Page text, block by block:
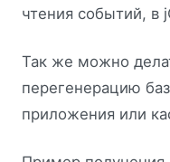
чтения событий, в
Так же можно
перегенерацию
приложения или